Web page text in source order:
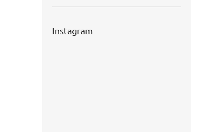
Instagram